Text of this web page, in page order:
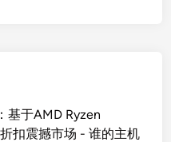
基于AMD Ryzen
扣震撼市场 - 谁的主机